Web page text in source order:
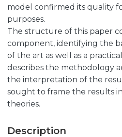
model confirmed its quality
purposes.
The structure of this paper
component, identifying the
of the art as well as a
describes the methodology
the interpretation of the
sought to frame the results
theories.
Description